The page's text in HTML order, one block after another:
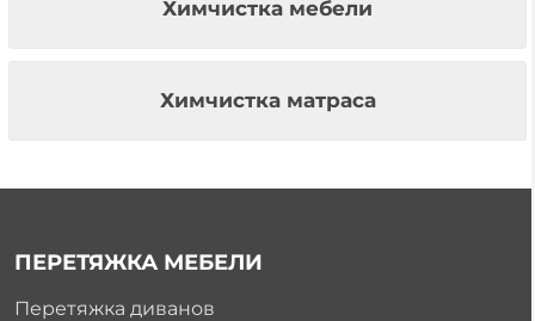
Химчистка мебели
Химчистка матраса
ПЕРЕТЯЖКА МЕБЕЛИ
Перетяжка диванов